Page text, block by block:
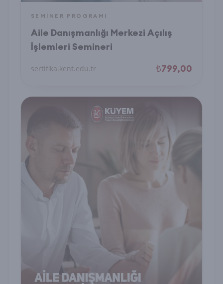
SEMINER PROGRAMI
Aile Danışmanlığı Merkezi Açılış
İşlemleri Semineri
sertifika.kent.edu.tr ₺799,00